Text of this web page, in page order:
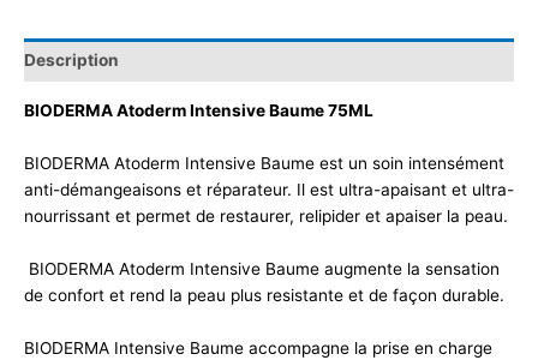
Description
BIODERMA Atoderm Intensive Baume 75ML
BIODERMA Atoderm Intensive Baume est un soin intensément
anti-démangeaisons et réparateur. Il est ultra-apaisant et ultra-
nourrissant et permet de restaurer, relipider et apaiser la peau.
BIODERMA Atoderm Intensive Baume augmente la sensation
de confort et rend la peau plus resistante et de façon durable.
BIODERMA Intensive Baume accompagne la prise en charge